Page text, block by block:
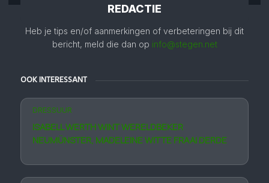
REDACTIE
Heb je tips en/of aanmerkingen of verbeteringen bij dit
bericht, meld die dan op info@stegen.net
OOK INTERESSANT
DRESSUUR
ISABELL WERTH WINT WERELDBEKER
NEUMÜNSTER, MADELEINE WITTE FRAAI DERDE